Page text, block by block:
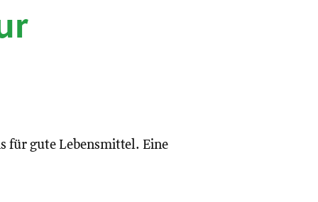
für gute Lebensmittel. Eine